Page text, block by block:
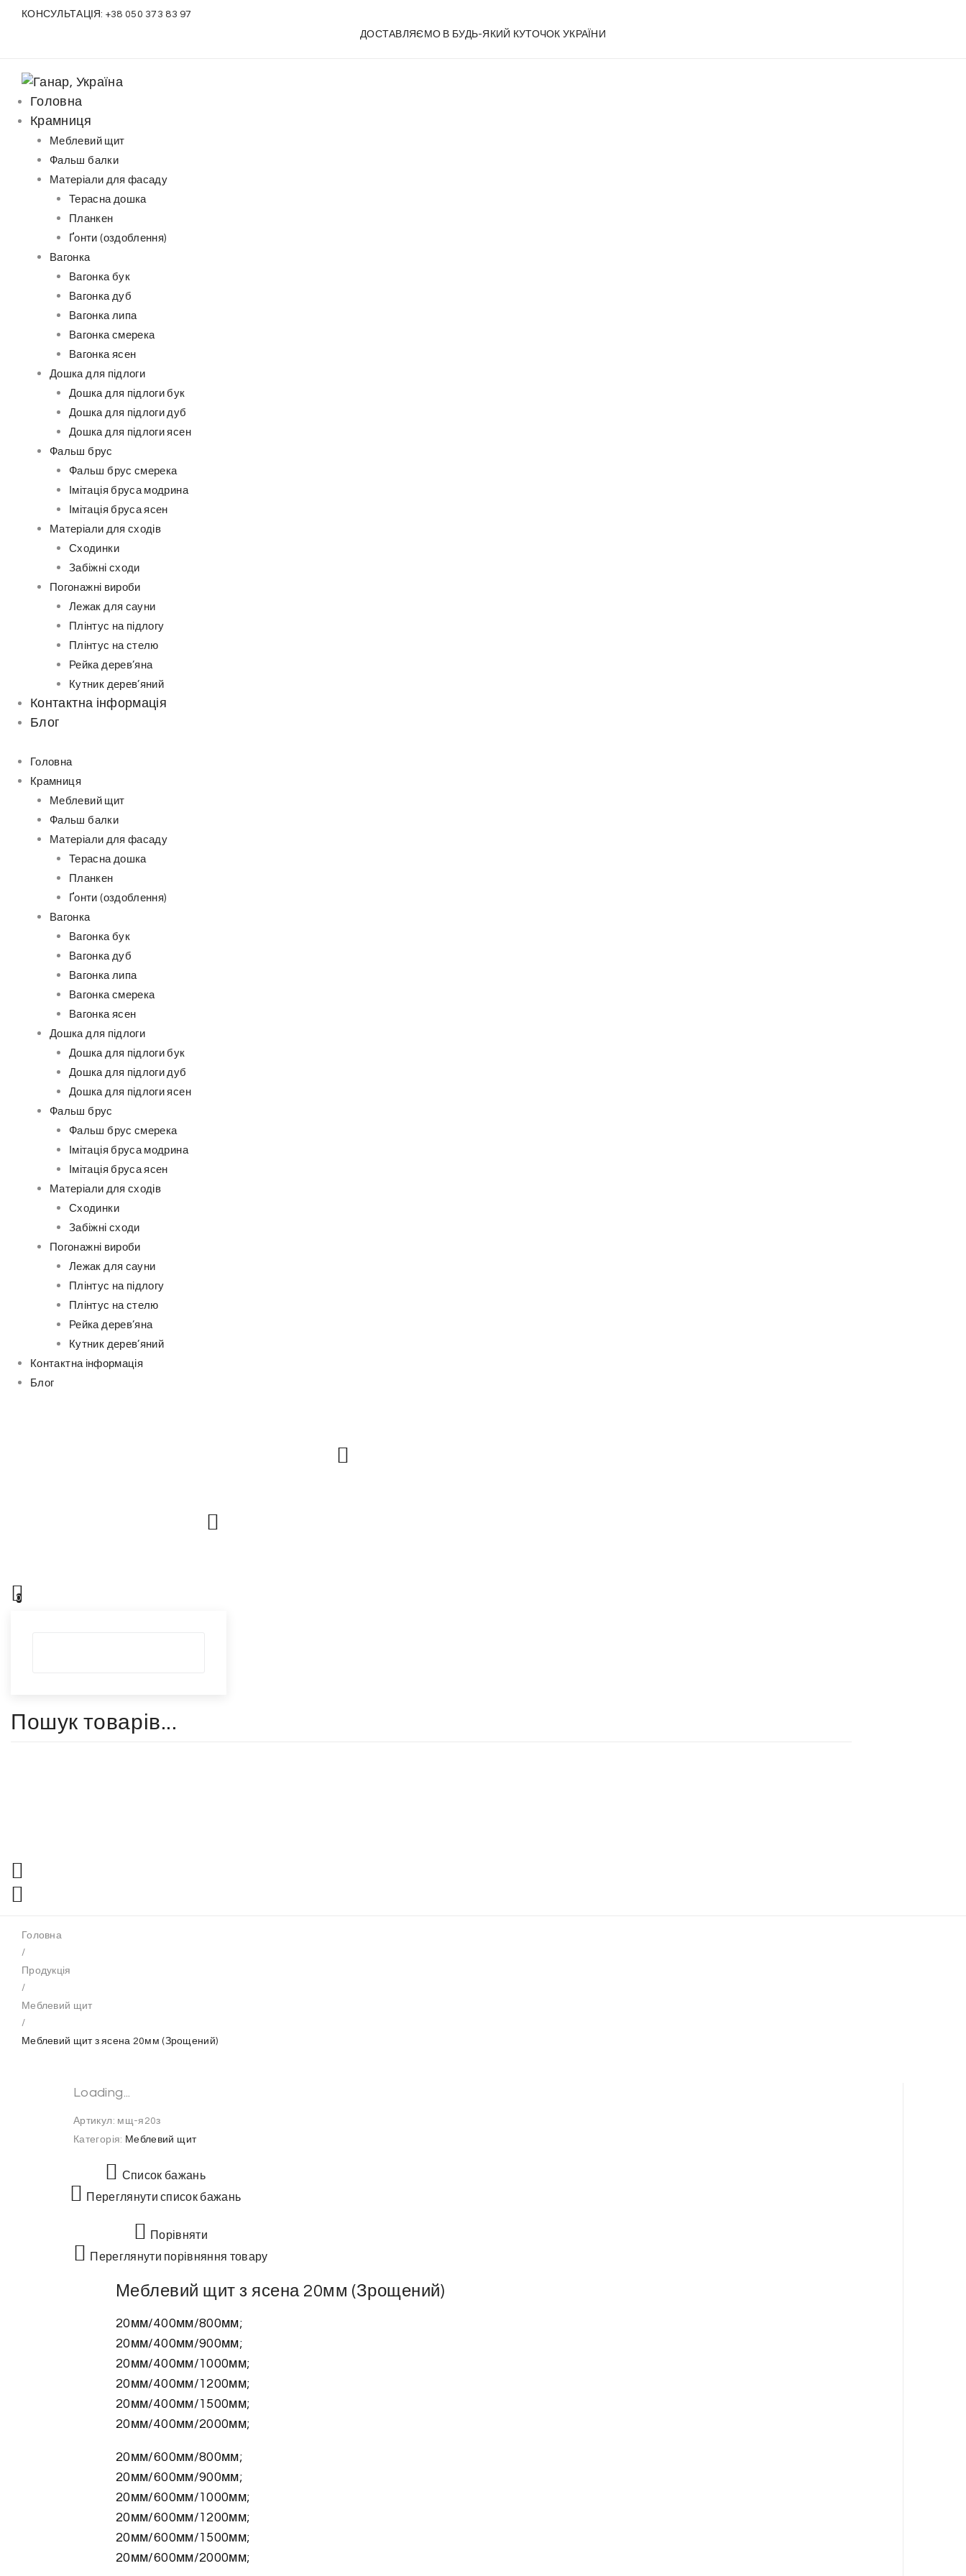
КОНСУЛЬТАЦІЯ: +38 050 373 83 97
ДОСТАВЛЯЄМО В БУДЬ-ЯКИЙ КУТОЧОК УКРАЇНИ
Головна
Крамниця
Меблевий щит
Фальш балки
Матеріали для фасаду
Терасна дошка
Планкен
Ґонти (оздоблення)
Вагонка
Вагонка бук
Вагонка дуб
Вагонка липа
Вагонка смерека
Вагонка ясен
Дошка для підлоги
Дошка для підлоги бук
Дошка для підлоги дуб
Дошка для підлоги ясен
Фальш брус
Фальш брус смерека
Імітація бруса модрина
Імітація бруса ясен
Матеріали для сходів
Сходинки
Забіжні сходи
Погонажні вироби
Лежак для сауни
Плінтус на підлогу
Плінтус на стелю
Рейка дерев’яна
Кутник дерев’яний
Контактна інформація
Блог
Головна
Крамниця
Меблевий щит
Фальш балки
Матеріали для фасаду
Терасна дошка
Планкен
Ґонти (оздоблення)
Вагонка
Вагонка бук
Вагонка дуб
Вагонка липа
Вагонка смерека
Вагонка ясен
Дошка для підлоги
Дошка для підлоги бук
Дошка для підлоги дуб
Дошка для підлоги ясен
Фальш брус
Фальш брус смерека
Імітація бруса модрина
Імітація бруса ясен
Матеріали для сходів
Сходинки
Забіжні сходи
Погонажні вироби
Лежак для сауни
Плінтус на підлогу
Плінтус на стелю
Рейка дерев’яна
Кутник дерев’яний
Контактна інформація
Блог
0
Головна
/
Продукція
/
Меблевий щит
/
Меблевий щит з ясена 20мм (Зрощений)
Loading...
Артикул: мщ-я20з
Категорія: Меблевий щит
Список бажань
Переглянути список бажань
Порівняти
Переглянути порівняння товару
Меблевий щит з ясена 20мм (Зрощений)
20мм/400мм/800мм;
20мм/400мм/900мм;
20мм/400мм/1000мм;
20мм/400мм/1200мм;
20мм/400мм/1500мм;
20мм/400мм/2000мм;
20мм/600мм/800мм;
20мм/600мм/900мм;
20мм/600мм/1000мм;
20мм/600мм/1200мм;
20мм/600мм/1500мм;
20мм/600мм/2000мм;